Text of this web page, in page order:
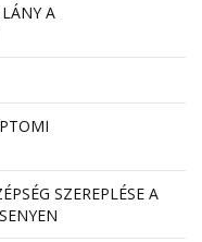
A
SZEREPLÉSE A